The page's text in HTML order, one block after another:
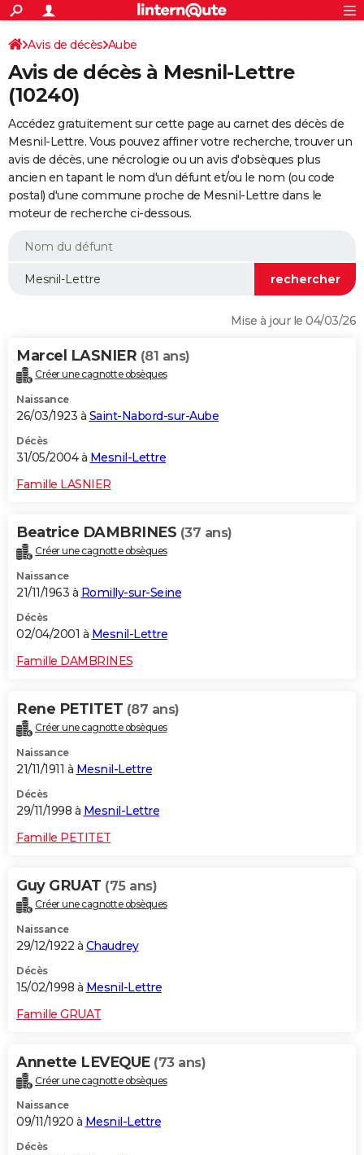
ACTUALITÉS
Politique
Société
Faits Divers
Education
Monde
Villes
+
SPORT
Coupe du monde 2026
Football
Tennis
Cyclisme
Rugby
Forum
FINANCE
Retraite
Impôts
Epargne
Immobilier
Risques naturels par ville
Banque
Assurance
Crédit
Essais
Réserver un essai
Citadines
Berlines
SUV
Forum auto
+
HIGH-TECH
Mobiles
Meilleur smartphone
Internet
Ordinateurs
Jeux vidéo
Guide high-tech
+BRICOLAGE
Forum
Aménagement intérieur
Extérieur
Cuisine
Salle de bains
Jardinage
Rangement
WEEK-END
Guides de France
Escapades
Patrimoine
Expositions
Musées
Week-end nature
LIFESTYLE
Alimentation
Guide de la santé
Maladies
Médicaments
Sommeil
VOYAGE
Destinations
City break
Voyage nature
Voyage de noces
Forum
Climat
+PHOTO
GUIDES D'ACHAT
BONS PLANS
CARTE DE VOEUX
Dictionnaire
Biographies
Citations
Expressions
Proverbes
PROGRAMME TV
COPAINS D'AVANT
S'inscrire
Se connecter
Lycées
Collèges
Primaires
Universités
Entreprises
Service militaire
Avis de recherche
AVIS DE DÉCÈS
Avis de décès Aube
Avis de décès à Mesnil-Lettre
(10240)
Accédez gratuitement sur cette page au carnet des décès de
Mesnil-Lettre. Vous pouvez affiner votre recherche, trouver un
avis de décès, une nécrologie ou un avis d'obsèques plus
ancien en tapant le nom d'un défunt et/ou le nom (ou code
postal) d'une commune proche de Mesnil-Lettre dans le
moteur de recherche ci-dessous.
Mise à jour le 04/03/26
Marcel LASNIER (81 ans)
Créer une cagnotte obsèques
Naissance
26/03/1923 à Saint-Nabord-sur-Aube
Décès
31/05/2004 à Mesnil-Lettre
Famille LASNIER
Beatrice DAMBRINES (37 ans)
Créer une cagnotte obsèques
Naissance
21/11/1963 à Romilly-sur-Seine
Décès
02/04/2001 à Mesnil-Lettre
Famille DAMBRINES
Rene PETITET (87 ans)
Créer une cagnotte obsèques
Naissance
21/11/1911 à Mesnil-Lettre
Décès
29/11/1998 à Mesnil-Lettre
Famille PETITET
Guy GRUAT (75 ans)
Créer une cagnotte obsèques
Naissance
29/12/1922 à Chaudrey
Décès
15/02/1998 à Mesnil-Lettre
Famille GRUAT
Annette LEVEQUE (73 ans)
Créer une cagnotte obsèques
Naissance
09/11/1920 à Mesnil-Lettre
Décès